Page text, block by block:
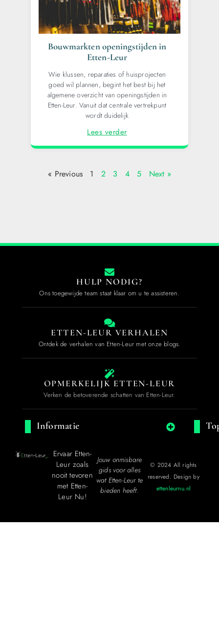
Bouwmarkten openingstijden in
Etten-Leur
Wie klussen, reparaties of huisprojecten
goed wil plannen, begint het best bij het
algemene overzicht van openingstijden in
Etten-Leur. Vanuit dat centrale vertrekpunt
wordt duidelijk
Lees verder
« Previous 1 2 3 4 5 Next »
HULP NODIG?
Ons toegewijde team staat klaar om u te assisteren.
ETTEN-LEUR VERHALEN
Ontdek de verhalen van Etten-Leur met onze blogs.
OPMERKELIJK ETTEN-LEUR
Verken de betoverende schatten van Etten-Leur.
Informatie
Ervaar Etten-
Leur zoals
nooit tevoren
met Etten-
Leur Nu!
Jouw onmisbare
gids voor alles
wat Etten-Leur te
bieden heeft.
© 2024 All rights
reserved. Design by
ettenleurnu.nl